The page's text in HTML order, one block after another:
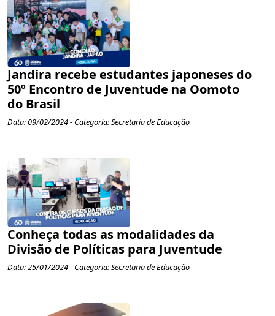
Jandira recebe estudantes japoneses do
50º Encontro de Juventude na Oomoto
do Brasil
Data: 09/02/2024 - Categoria: Secretaria de Educação
Conheça todas as modalidades da
Divisão de Políticas para Juventude
Data: 25/01/2024 - Categoria: Secretaria de Educação